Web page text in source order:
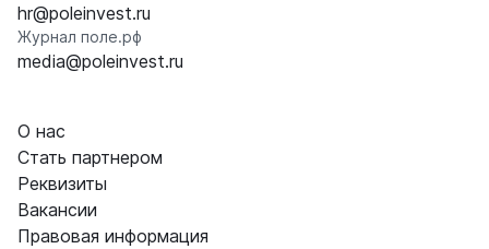
hr@poleinvest.ru
Журнал поле.рф
media@poleinvest.ru
О нас
Стать партнером
Реквизиты
Вакансии
Правовая информация